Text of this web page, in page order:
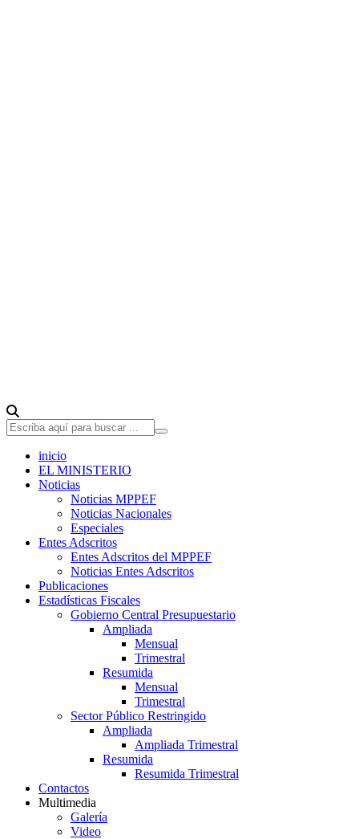
inicio
EL MINISTERIO
Noticias
Noticias MPPEF
Noticias Nacionales
Especiales
Entes Adscritos
Entes Adscritos del MPPEF
Noticias Entes Adscritos
Publicaciones
Estadísticas Fiscales
Gobierno Central Presupuestario
Ampliada
Mensual
Trimestral
Resumida
Mensual
Trimestral
Sector Público Restringido
Ampliada
Ampliada Trimestral
Resumida
Resumida Trimestral
Contactos
Multimedia
Galería
Video